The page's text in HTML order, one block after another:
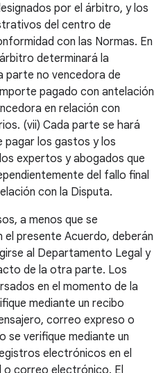
por el árbitro, y los
del centro de
con las Normas. En
determinará la
parte no vencedora de
pagado con antelación
en relación con
(vii) Cada parte se hará
pagar los gastos y los
expertos y abogados que
del fallo final
con la Disputa.
a menos que se
presente Acuerdo, deberán
al Departamento Legal y
de la otra parte. Los
en el momento de la
mediante un recibo
correo expreso o
se verifique mediante un
electrónicos en el